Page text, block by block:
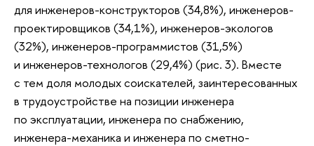
для инженеров-конструкторов (34,8%), инженеров-
проектировщиков (34,1%), инженеров-экологов
(32%), инженеров-программистов (31,5%)
и инженеров-технологов (29,4%) (рис. 3). Вместе
с тем доля молодых соискателей, заинтересованных
в трудоустройстве на позиции инженера
по эксплуатации, инженера по снабжению,
инженера-механика и инженера по сметно-